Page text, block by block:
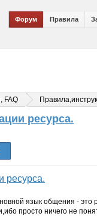
Форум Правила
FAQ
ресурса.
ресурса.
язык общения - это
просто ничего не